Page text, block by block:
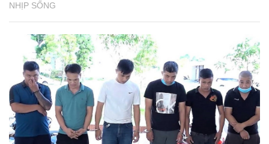
NHỊP SỐNG